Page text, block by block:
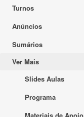
Turnos
Anúncios
Sumários
Ver Mais
Slides Aulas
Programa